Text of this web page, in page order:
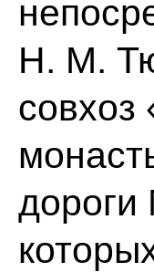
Н. М.
совхоз
дороги